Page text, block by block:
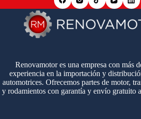
Renovamotor es una empresa con más
experiencia en la importación y
automotrices. Ofrecemos partes de motor,
y rodamientos con garantía y envío gratuito